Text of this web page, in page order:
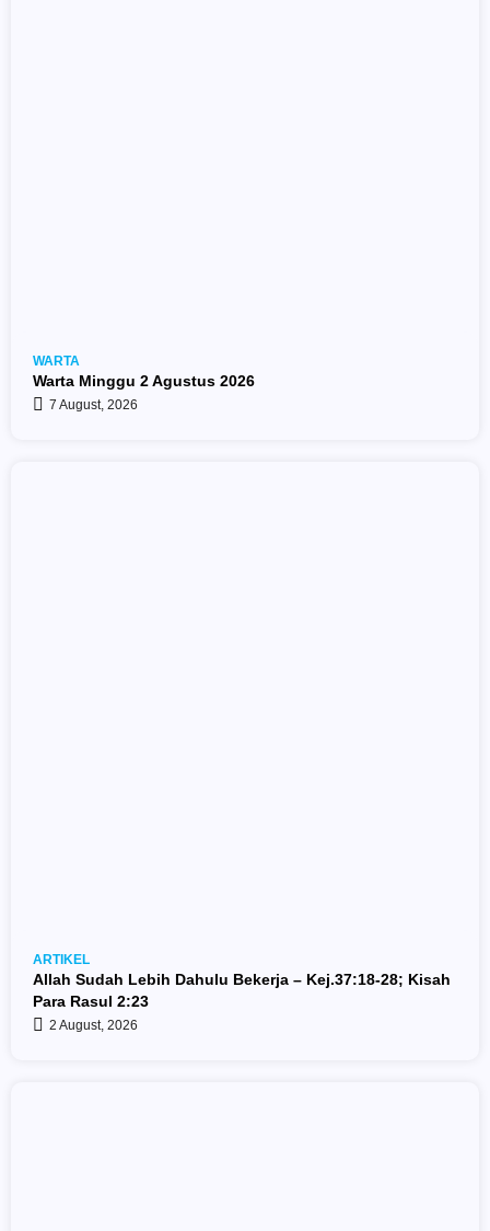
WARTA
Warta Minggu 2 Agustus 2026
7 August, 2026
ARTIKEL
Allah Sudah Lebih Dahulu Bekerja – Kej.37:18-28; Kisah
Para Rasul 2:23
2 August, 2026